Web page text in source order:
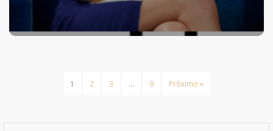
1 2 3 … 9 Próximo »